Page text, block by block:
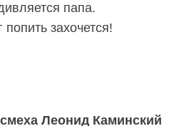
папа.
захочется!
Леонид Каминский